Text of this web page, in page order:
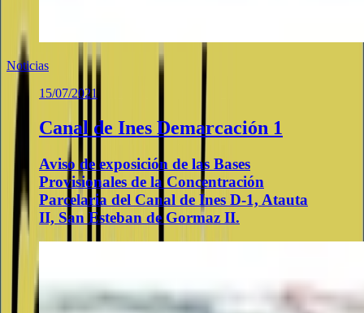
Noticias
15/07/2021
Canal de Ines Demarcación 1
Aviso de exposición de las Bases
Provisionales de la Concentración
Parcelaria del Canal de Ines D-1, Atauta
II, San Esteban de Gormaz II.